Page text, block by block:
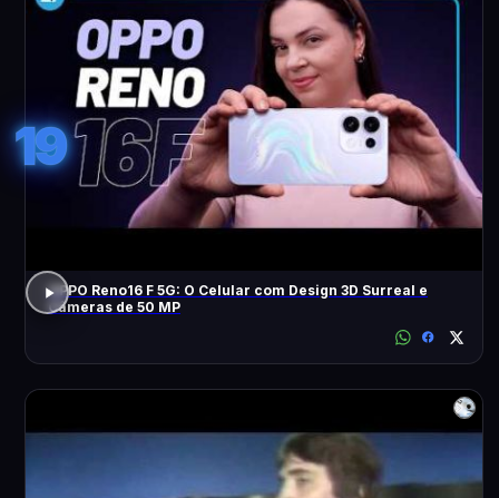
19
OPPO Reno16 F 5G: O Celular com Design 3D Surreal e
Câmeras de 50 MP